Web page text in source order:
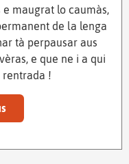
maugrat lo caumàs,
de la lenga
tà perpausar aus
e que ne i a qui
!